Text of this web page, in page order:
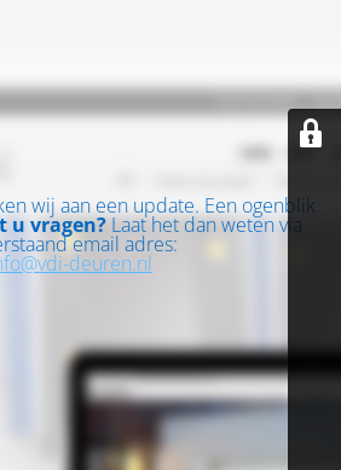
wij aan een update. Een ogenblik
u vragen? Laat het dan weten via
email adres:
deuren.nl